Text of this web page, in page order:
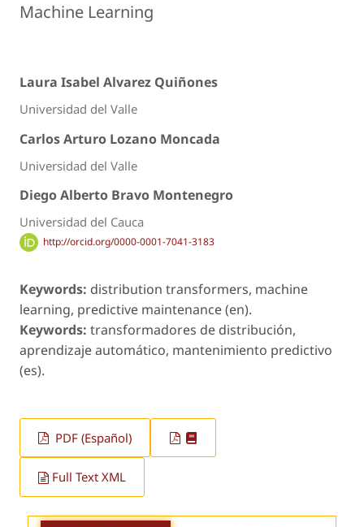
Machine Learning
Laura Isabel Alvarez Quiñones
Universidad del Valle
Carlos Arturo Lozano Moncada
Universidad del Valle
Diego Alberto Bravo Montenegro
Universidad del Cauca
http://orcid.org/0000-0001-7041-3183
Keywords: distribution transformers, machine
learning, predictive maintenance (en).
Keywords: transformadores de distribución,
aprendizaje automático, mantenimiento predictivo
(es).
PDF (Español)
Full Text XML